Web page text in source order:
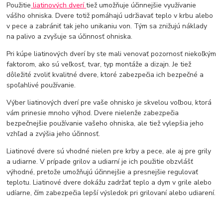
Použitie liatinových dverítiež umožňuje účinnejšie využívanie
vášho ohniska. Dvere totiž pomáhajú udržiavať teplo v krbu alebo
v pece a zabrániť tak jeho unikaniu von. Tým sa znižujú náklady
na palivo a zvyšuje sa účinnosť ohniska.
Pri kúpe liatinových dverí by ste mali venovať pozornosť niekoľkým
faktorom, ako sú veľkosť, tvar, typ montáže a dizajn. Je tiež
dôležité zvoliť kvalitné dvere, ktoré zabezpečia ich bezpečné a
spoľahlivé používanie.
Výber liatinových dverí pre vaše ohnisko je skvelou voľbou, ktorá
vám prinesie mnoho výhod. Dvere nielenže zabezpečia
bezpečnejšie používanie vašeho ohniska, ale tiež vylepšia jeho
vzhľad a zvýšia jeho účinnosť.
Liatinové dvere sú vhodné nielen pre krby a pece, ale aj pre grily
a udiarne. V prípade grilov a udiarní je ich použitie obzvlášť
výhodné, pretože umožňujú účinnejšie a presnejšie regulovať
teplotu. Liatinové dvere dokážu zadržať teplo a dym v grile alebo
udíarne, čím zabezpečia lepší výsledok pri grilovaní alebo udiarení.